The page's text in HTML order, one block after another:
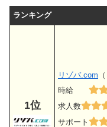
ランキング
1位
リゾバ.com
時給
求人数
サポート